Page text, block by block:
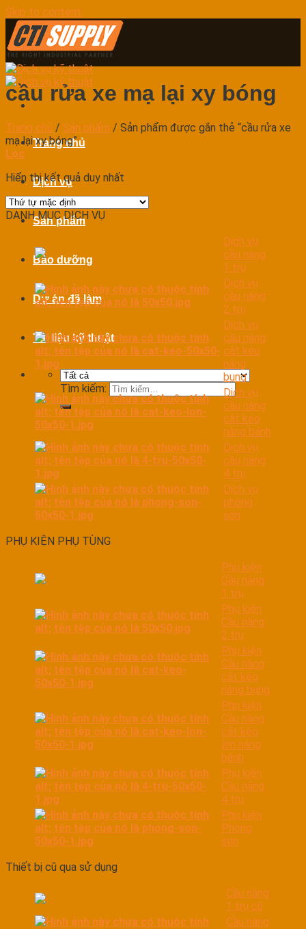
Skip to content
Trang chủ
Dịch vụ
Sản phẩm
Bảo dưỡng
Dự án đã làm
Tài liệu kỹ thuật
Tìm kiếm:
cầu rửa xe mạ lại xy bóng
Trang chủ / Sản phẩm / Sản phẩm được gắn thẻ “cầu rửa xe
mạ lại xy bóng”
Lọc
Hiển thị kết quả duy nhất
DANH MỤC DỊCH VỤ
Dịch vụ
cầu nâng
1 trụ
Dịch vụ
cầu nâng
2 trụ
Dịch vụ
cầu nâng
cắt kéo
nâng
bụng
Dịch vụ
cầu nâng
cắt kéo
nâng bánh
Dịch vụ
cầu nâng
4 trụ
Dịch vụ
phòng
sơn
PHỤ KIỆN PHỤ TÙNG
Phụ kiện
Cầu nâng
1 trụ
Phụ kiện
Cầu nâng
2 trụ
Phụ kiện
Cầu nâng
cắt kéo
nâng bụng
Phụ kiện
Cầu nâng
cắt kéo
lớn nâng
bánh
Phụ kiện
Cầu nâng
4 trụ
Phụ kiện
Phòng
sơn
Thiết bị cũ qua sử dụng
Cầu nâng
1 trụ cũ
Cầu nâng